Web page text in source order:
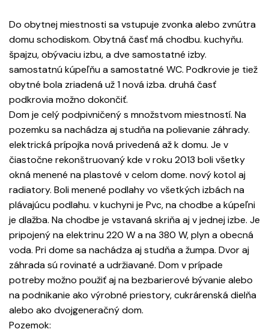
Do obytnej miestnosti sa vstupuje zvonka alebo zvnútra
domu schodiskom. Obytná časť má chodbu. kuchyňu.
špajzu, obývaciu izbu, a dve samostatné izby.
samostatnú kúpeľňu a samostatné WC. Podkrovie je tiež
obytné bola zriadená už 1 nová izba. druhá časť
podkrovia možno dokončiť.
Dom je celý podpivničený s množstvom miestností. Na
pozemku sa nachádza aj studňa na polievanie záhrady.
elektrická prípojka nová privedená až k domu. Je v
čiastočne rekonštruovaný kde v roku 2013 boli všetky
okná menené na plastové v celom dome. nový kotol aj
radiatory. Boli menené podlahy vo všetkých izbách na
plávajúcu podlahu. v kuchyni je Pvc, na chodbe a kúpeľni
je dlažba. Na chodbe je vstavaná skriňa aj v jednej izbe. Je
pripojený na elektrinu 220 W a na 380 W, plyn a obecná
voda. Pri dome sa nachádza aj studňa a žumpa. Dvor aj
záhrada sú rovinaté a udržiavané. Dom v prípade
potreby možno použiť aj na bezbarierové bývanie alebo
na podnikanie ako výrobné priestory, cukrárenská dielňa
alebo ako dvojgeneračný dom.
Pozemok: